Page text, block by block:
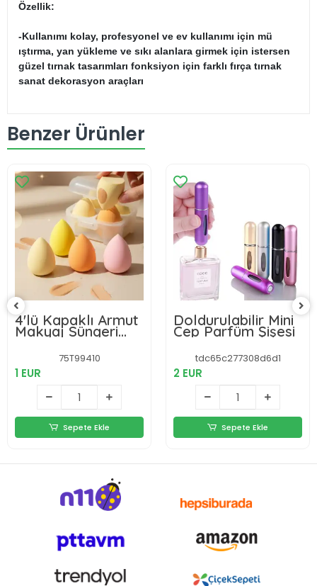
Özellik:
-Kullanımı kolay, profesyonel ve ev kullanımı için mü
ıştırma, yan yükleme ve sıkı alanlara girmek için istersen
güzel tırnak tasarımları fonksiyon için farklı fırça tırnak
sanat dekorasyon araçları
Benzer Ürünler
4'lü Kapaklı Armut
Makyaj Süngeri
Seti
75T99410
1 EUR
Sepete Ekle
Doldurulabilir Mini
Cep Parfüm Şişesi
tdc65c277308d6d1
2 EUR
Sepete Ekle